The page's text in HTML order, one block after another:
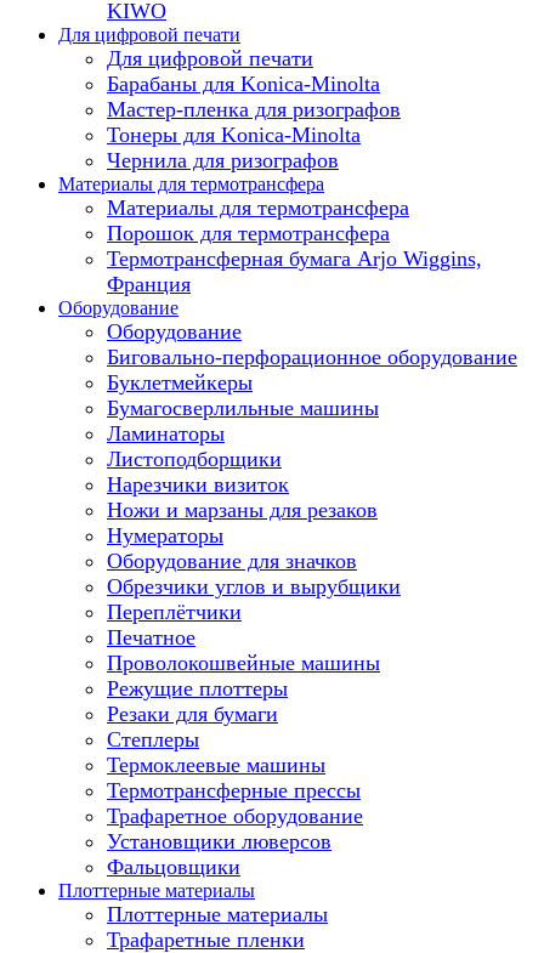
KIWO
Для цифровой печати
Для цифровой печати
Барабаны для Konica-Minolta
Мастер-пленка для ризографов
Тонеры для Konica-Minolta
Чернила для ризографов
Материалы для термотрансфера
Материалы для термотрансфера
Порошок для термотрансфера
Термотрансферная бумага Arjo Wiggins,
Франция
Оборудование
Оборудование
Биговально-перфорационное оборудование
Буклетмейкеры
Бумагосверлильные машины
Ламинаторы
Листоподборщики
Нарезчики визиток
Ножи и марзаны для резаков
Нумераторы
Оборудование для значков
Обрезчики углов и вырубщики
Переплётчики
Печатное
Проволокошвейные машины
Режущие плоттеры
Резаки для бумаги
Степлеры
Термоклеевые машины
Термотрансферные прессы
Трафаретное оборудование
Установщики люверсов
Фальцовщики
Плоттерные материалы
Плоттерные материалы
Трафаретные пленки